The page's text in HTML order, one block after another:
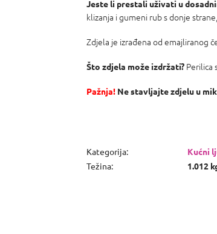
Jeste li prestali uživati ​​u
klizanja i gumeni rub s donje
Zdjela je izrađena od emajliranog
Što zdjela može izdržati? Perilica
Pažnja! Ne stavljajte zdjelu u
Kategorija:
Kućni
Težina: 1.012